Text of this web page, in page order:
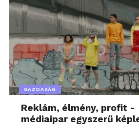
GAZDASÁG
Reklám, élmény, profit
médiaipar egyszerű